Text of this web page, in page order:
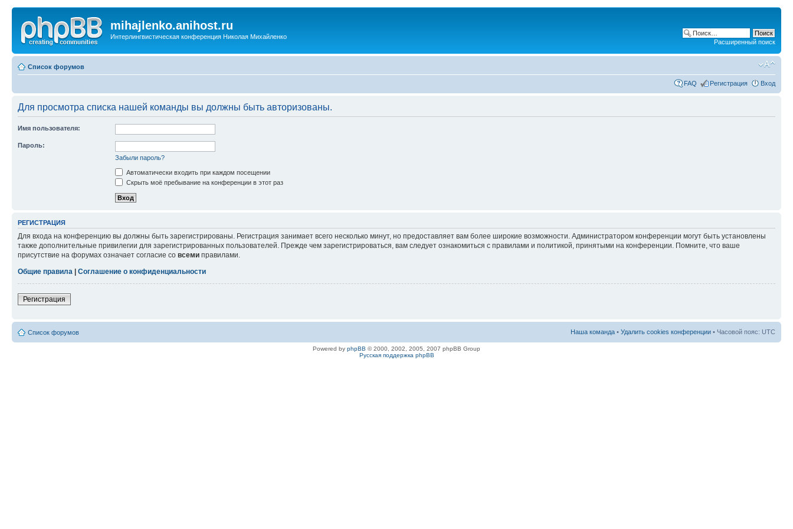
mihajlenko.anihost.ru
Интерлингвистическая конференция Николая Михайленко
Расширенный поиск
Список форумов
FAQ Регистрация Вход
Для просмотра списка нашей команды вы должны быть авторизованы.
Имя пользователя:
Пароль:
Забыли пароль?
Автоматически входить при каждом посещении
Скрыть моё пребывание на конференции в этот раз
РЕГИСТРАЦИЯ
Для входа на конференцию вы должны быть зарегистрированы. Регистрация занимает всего несколько минут, но предоставляет вам более широкие возможности. Администратором конференции могут быть установлены
также дополнительные привилегии для зарегистрированных пользователей. Прежде чем зарегистрироваться, вам следует ознакомиться с правилами и политикой, принятыми на конференции. Помните, что ваше
присутствие на форумах означает согласие со всеми правилами.
Общие правила
Соглашение о конфиденциальности
Регистрация
Список форумов Наша команда • Удалить cookies конференции • Часовой пояс: UTC
Powered by phpBB © 2000, 2002, 2005, 2007 phpBB Group
Русская поддержка phpBB